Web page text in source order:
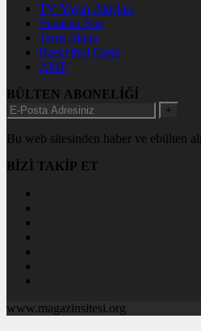
TV Yayın Akışları
Yazarlar Site
Tenis İddaa
Basketbol Canlı
AMP
BÜLTEN ABONELİĞİ
+
Bu web sitesinden haber ve ebülten
BİZİ TAKİP ET
www.magazinsitesi.org